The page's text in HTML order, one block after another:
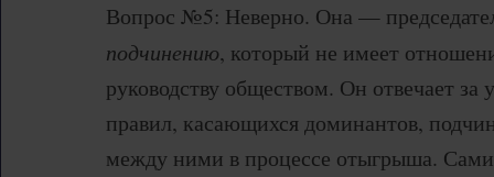
Вопрос №5: Неверно. Она —
подчинению, который не имеет
руководству обществом. Он отвечает за
правил, касающихся доминантов,
между ними в процессе отыгрыша.